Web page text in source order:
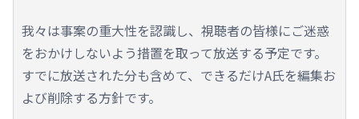
我々は事案の重大性を認識し、視聴者の皆様にご迷惑
をおかけしないよう措置を取って放送する予定です。
すでに放送された分も含めて、できるだけA氏を編集お
よび削除する方針です。